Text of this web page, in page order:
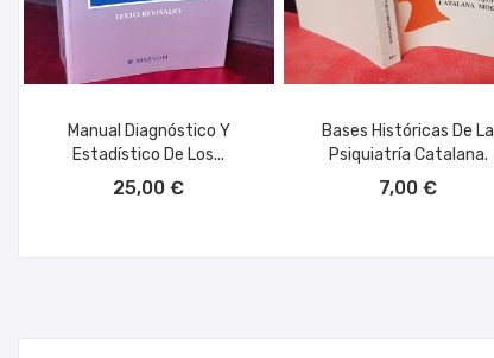
Manual Diagnóstico Y
Estadístico De Los...
25,00 €
Bases Históricas De La
Psiquiatría Catalana.
7,00 €